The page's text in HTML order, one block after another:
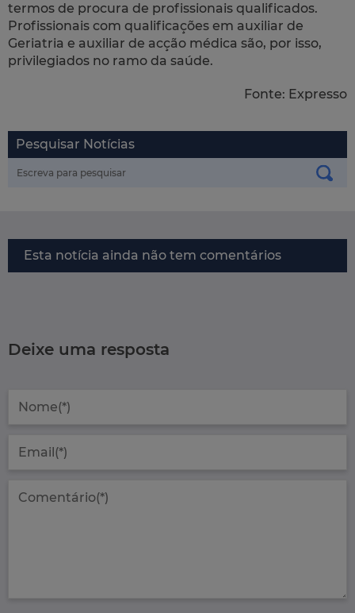
termos de procura de profissionais qualificados.
Profissionais com qualificações em auxiliar de
Geriatria e auxiliar de acção médica são, por isso,
privilegiados no ramo da saúde.
Fonte: Expresso
Pesquisar Notícias
Esta notícia ainda não tem comentários
Deixe uma resposta